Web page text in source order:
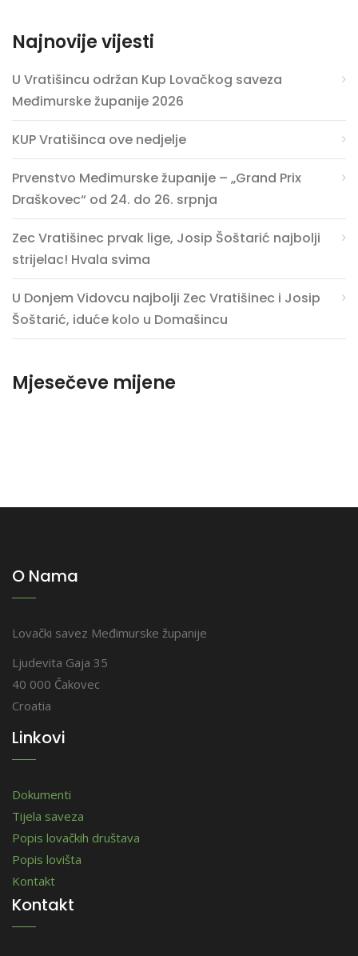
Najnovije vijesti
U Vratišincu održan Kup Lovačkog saveza
Međimurske županije 2026
KUP Vratišinca ove nedjelje
Prvenstvo Međimurske županije – „Grand Prix
Draškovec“ od 24. do 26. srpnja
Zec Vratišinec prvak lige, Josip Šoštarić najbolji
strijelac! Hvala svima
U Donjem Vidovcu najbolji Zec Vratišinec i Josip
Šoštarić, iduće kolo u Domašincu
Mjesečeve mijene
O Nama
Lovački savez Međimurske županije
Ljudevita Gaja 35
40 000 Čakovec
Croatia
Linkovi
Dokumenti
Tijela saveza
Popis lovačkih društava
Popis lovišta
Kontakt
Kontakt